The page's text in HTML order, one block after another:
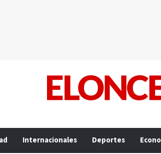
Internacionales Deportes